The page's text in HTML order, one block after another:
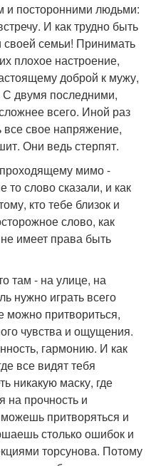
и посторонними людьми:
И как трудно быть
семьи! Принимать
плохое настроение,
доброй к мужу,
двумя последними,
всего. Иной раз
все свое напряжение,
Они ведь стерпят.
проходящему мимо -
то слово сказали, и как
кто тебе близок и
слово, как
имеет права быть
там - на улице, на
нужно играть всего
можно притвориться,
чувства и ощущения.
гармонию. И как
все видят тебя
никакую маску, где
на прочность и
притворяться и
столько ошибок и
торсунова. Потому